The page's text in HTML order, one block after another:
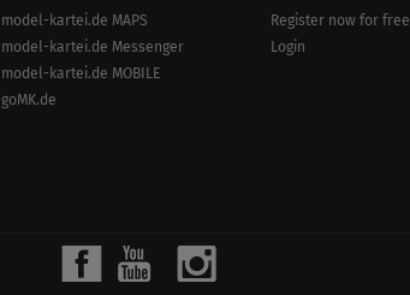
model-kartei.de MAPS
model-kartei.de Messenger
model-kartei.de MOBILE
goMK.de
Register now for free
Login